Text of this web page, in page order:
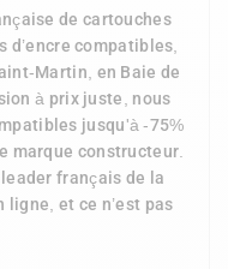
de cartouches
compatibles,
Martin, en Baie de
à prix juste, nous
jusqu'à -75%
marque constructeur.
français de la
et ce n’est pas